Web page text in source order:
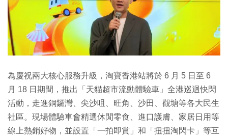
為慶祝兩大核心服務升級，淘寶香港站將於 6 月 5 日至 6
月 18 日期間，推出「天貓超市流動體驗車」全港巡迴快閃
活動，走進銅鑼灣、尖沙咀、旺角、沙田、觀塘等各大民生
社區。現場體驗車會精選休閒零食、進口護膚、家居日用等
線上熱銷好物，並設置「一拍即賞」和「扭扭淘閃卡」等互